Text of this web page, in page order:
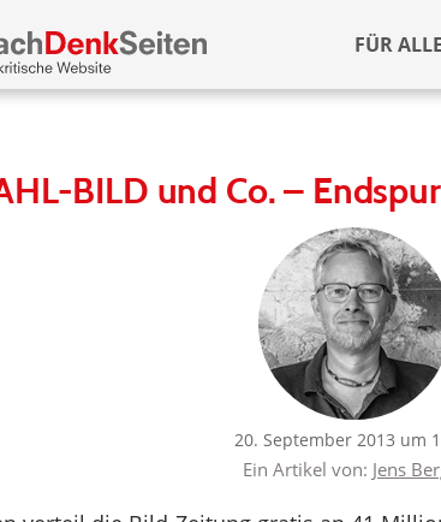
FÜR
BILD und Co. –
20. September 2013 um
Ein Artikel von: Jens